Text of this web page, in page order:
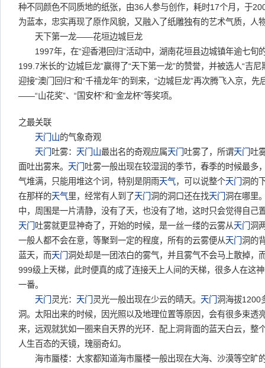
种不同颜色不同质地的纸张，由36人参与创作，耗时17个月，于
为蓝本，忠实再现了原作风貌，又融入了纸雕独有的艺术气质，人
天下第一龙——花垣边城巨龙
1997年，在“迎香港回归”活动中，湖南花垣县边城镇年逾七旬
199.7米长的“边城巨龙”赢得了“天下第一龙”的赞誉，并被选人“吉
迎接“澳门回归”和“千禧龙年”的到来，“边城巨龙”再次腾飞入京，
——“山花奖”、“国安杯”和“金龙杯”等奖项。
之最关联
天门山的气象奇观
天门
吐雾： 天门山最出名的奇观应属天门 吐雾了，所谓天门
吐
面吐出雾来。 天门
吐雾一般出现在较湿润的季节，春季的时候最多
气堆满，只能用堆这个词，特别是阴雨天气，可以说整个天门 洞的
在那样的天气里，经常有人到了天门 洞的洞口还在找天门 洞在哪里
中，周围是一片清静，没有了天，也没有了地，这时只会觉得自己
天门
吐雾就更显神奇了，开始的时候，是一丝一缕的云雾从天门 洞
一般人都不会在意，等聚到一定的程度，所有的云雾便从天门 洞的
蓝天，而天门 洞处却是一团浓白的雾气，并且雾气不会马上散掉，
999级上天梯，此时便真的成了连接天上人间的天梯，很多人在这
一番。
天门 灵光： 天门 灵光一般出现在少云的晴天。 天门 洞海拔1200
洞。太阳出来的时候，因光照以及地理位置等原因，会有很多束透
来，远观就犹如一圈来自天界的光环．配上洞背面的蓝天白云，整
人生百态的天镜，瑰丽奇幻。
海市蜃楼：大家都知道海市蜃楼一般出现在大海、沙漠等空旷